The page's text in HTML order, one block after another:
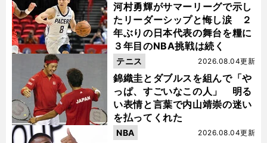
河村勇輝がサマーリーグで示し
たリーダーシップと悔し涙 ２
年ぶりの日本代表の舞台を糧に
３年目のNBA挑戦は続く
錦織圭とダブルスを組んで「や
っぱ、すごいなこの人」 明る
い表情と言葉で内山靖崇の迷い
を払ってくれた
2026.08.04更新
テニス
2026.08.04更新
NBA